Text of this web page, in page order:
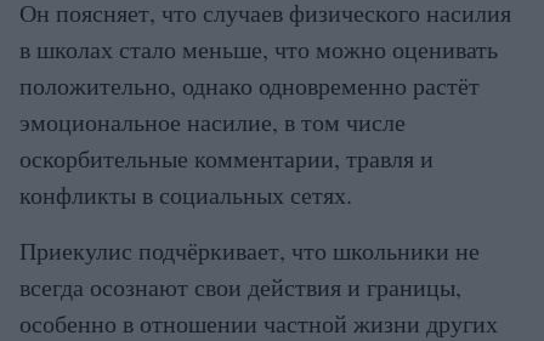
Он поясняет, что случаев физического насилия
в школах стало меньше, что можно оценивать
положительно, однако одновременно растёт
эмоциональное насилие, в том числе
оскорбительные комментарии, травля и
конфликты в социальных сетях.
Приекулис подчёркивает, что школьники не
всегда осознают свои действия и границы,
особенно в отношении частной жизни других